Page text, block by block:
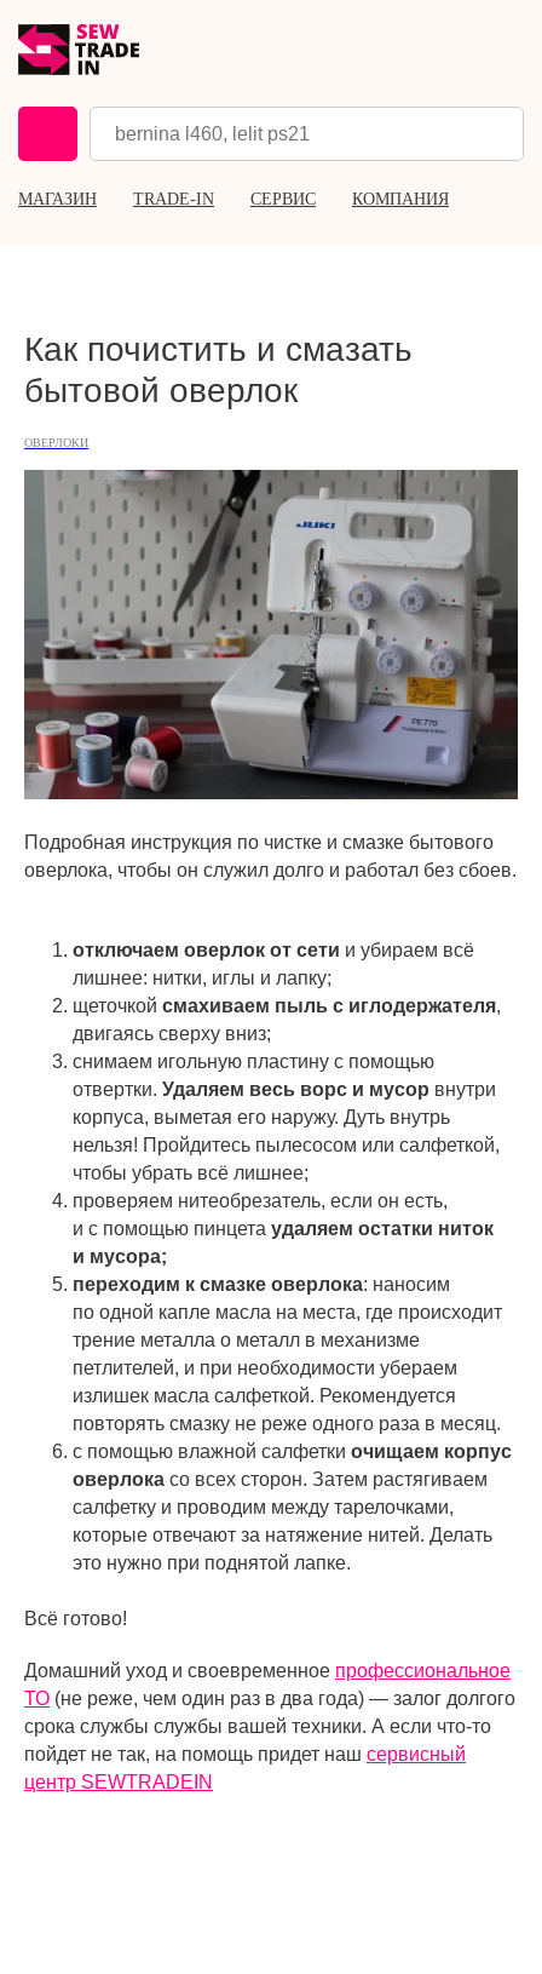
МАГАЗИН TRADE-IN СЕРВИС КОМПАНИЯ
Как почистить и смазать
бытовой оверлок
ОВЕРЛОКИ
Подробная инструкция по чистке и смазке бытового
оверлока, чтобы он служил долго и работал без сбоев.
отключаем оверлок от сети и убираем всё
лишнее: нитки, иглы и лапку;
щеточкой смахиваем пыль с иглодержателя,
двигаясь сверху вниз;
снимаем игольную пластину с помощью
отвертки. Удаляем весь ворс и мусор внутри
корпуса, выметая его наружу. Дуть внутрь
нельзя! Пройдитесь пылесосом или салфеткой,
чтобы убрать всё лишнее;
проверяем нитеобрезатель, если он есть,
и с помощью пинцета удаляем остатки ниток
и мусора;
переходим к смазке оверлока: наносим
по одной капле масла на места, где происходит
трение металла о металл в механизме
петлителей, и при необходимости убераем
излишек масла салфеткой. Рекомендуется
повторять смазку не реже одного раза в месяц.
с помощью влажной салфетки очищаем корпус
оверлока со всех сторон. Затем растягиваем
салфетку и проводим между тарелочками,
которые отвечают за натяжение нитей. Делать
это нужно при поднятой лапке.
Всё готово!
Домашний уход и своевременное профессиональное
ТО (не реже, чем один раз в два года) — залог долгого
срока службы службы вашей техники. А если что-то
пойдет не так, на помощь придет наш сервисный
центр SEWTRADEIN